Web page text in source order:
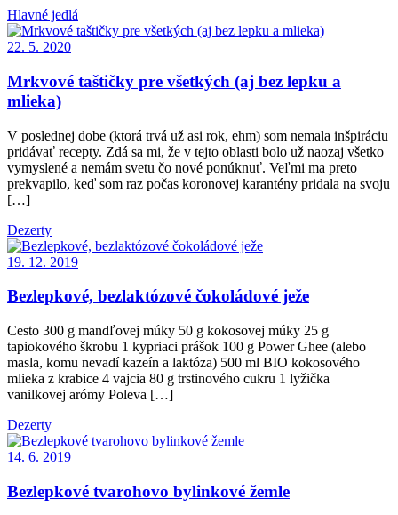
Hlavné jedlá
22. 5. 2020
Mrkvové taštičky pre všetkých (aj bez lepku a
mlieka)
V poslednej dobe (ktorá trvá už asi rok, ehm) som nemala inšpiráciu
pridávať recepty. Zdá sa mi, že v tejto oblasti bolo už naozaj všetko
vymyslené a nemám svetu čo nové ponúknuť. Veľmi ma preto
prekvapilo, keď som raz počas koronovej karantény pridala na svoju
[…]
Dezerty
19. 12. 2019
Bezlepkové, bezlaktózové čokoládové ježe
Cesto 300 g mandľovej múky 50 g kokosovej múky 25 g
tapiokového škrobu 1 kypriaci prášok 100 g Power Ghee (alebo
masla, komu nevadí kazeín a laktóza) 500 ml BIO kokosového
mlieka z krabice 4 vajcia 80 g trstinového cukru 1 lyžička
vanilkovej arómy Poleva […]
Dezerty
14. 6. 2019
Bezlepkové tvarohovo bylinkové žemle